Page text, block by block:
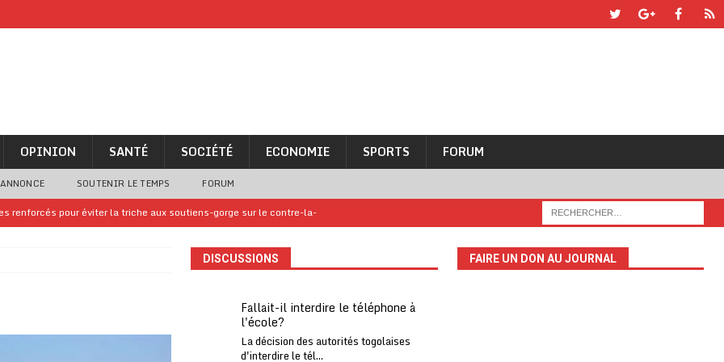
OPINION SANTÉ SOCIÉTÉ ECONOMIE SPORTS FORUM
SOUTENIR LE TEMPS FORUM
renforcés pour éviter la triche aux soutiens-gorge sur le contre-la-
confirme sa présence à la fête nationale
A LA UNE
billet de loterie gagnant que son propriétaire avait envoyé à un proche
DISCUSSIONS
Fallait-il interdire le téléphone à
l'école?
La décision des autorités togolaises
d'interdire le tél...
FAIRE UN DON AU JOURNAL